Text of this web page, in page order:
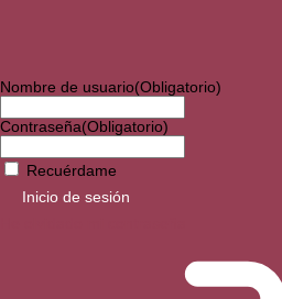
Nombre de usuario(Obligatorio)
Contraseña(Obligatorio)
Recuérdame
Inicio de sesión